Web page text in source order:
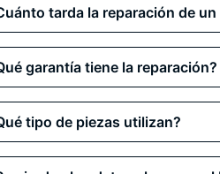
la reparación que
Puedesreservar online, venir
recogida
y congarantía incluida.
tarda la reparación de un
de reparaciones como
de 2 horas. Reparaciones
pueden requerir entre
de piezas.
garantía tiene la reparación?
nuestras reparaciones de
cualquier fallo relacionado
daños por
tipo de piezas utilizan?